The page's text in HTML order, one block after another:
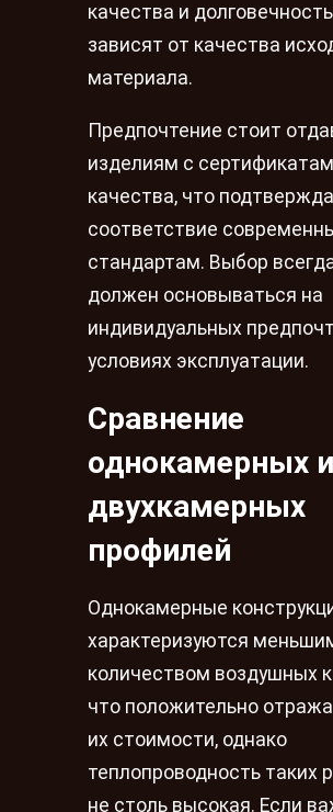
качества и долговечность
зависят от качества
материала.
Предпочтение стоит
изделиям с
качества, что
соответствие
стандартам. Выбор
должен основываться на
индивидуальных
условиях эксплуатации.
Сравнение
однокамерных и
двухкамерных
профилей
Однокамерные
характеризуются
количеством воздушных
что положительно
их стоимости, однако
теплопроводность таких
не столь высокая. Если